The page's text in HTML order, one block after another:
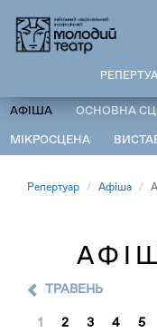
основного
АФІША ОСНОВНА
МІКРОСЦЕНА
Репертуар Афіша
ТРАВЕНЬ
1 2 3 4 5